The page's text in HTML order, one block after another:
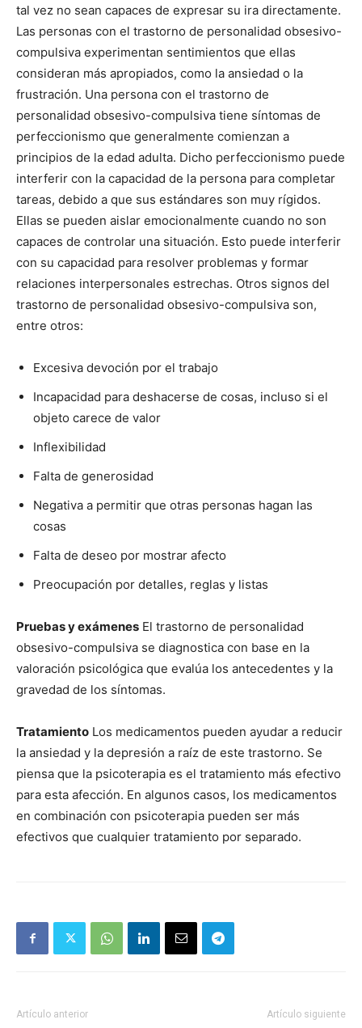
tal vez no sean capaces de expresar su ira directamente.
Las personas con el trastorno de personalidad obsesivo-
compulsiva experimentan sentimientos que ellas
consideran más apropiados, como la ansiedad o la
frustración. Una persona con el trastorno de
personalidad obsesivo-compulsiva tiene síntomas de
perfeccionismo que generalmente comienzan a
principios de la edad adulta. Dicho perfeccionismo puede
interferir con la capacidad de la persona para completar
tareas, debido a que sus estándares son muy rígidos.
Ellas se pueden aislar emocionalmente cuando no son
capaces de controlar una situación. Esto puede interferir
con su capacidad para resolver problemas y formar
relaciones interpersonales estrechas. Otros signos del
trastorno de personalidad obsesivo-compulsiva son,
entre otros:
Excesiva devoción por el trabajo
Incapacidad para deshacerse de cosas, incluso si el
objeto carece de valor
Inflexibilidad
Falta de generosidad
Negativa a permitir que otras personas hagan las
cosas
Falta de deseo por mostrar afecto
Preocupación por detalles, reglas y listas
Pruebas y exámenes El trastorno de personalidad
obsesivo-compulsiva se diagnostica con base en la
valoración psicológica que evalúa los antecedentes y la
gravedad de los síntomas.
Tratamiento Los medicamentos pueden ayudar a reducir
la ansiedad y la depresión a raíz de este trastorno. Se
piensa que la psicoterapia es el tratamiento más efectivo
para esta afección. En algunos casos, los medicamentos
en combinación con psicoterapia pueden ser más
efectivos que cualquier tratamiento por separado.
Artículo anterior Artículo siguiente